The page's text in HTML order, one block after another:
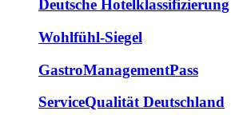
Deutsche Hotelklassifizierung
Wohlfühl-Siegel
GastroManagementPass
ServiceQualität Deutschland